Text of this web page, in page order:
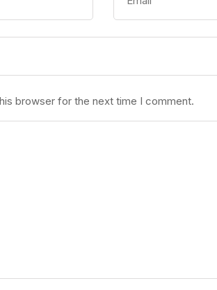
browser for the next time I comment.